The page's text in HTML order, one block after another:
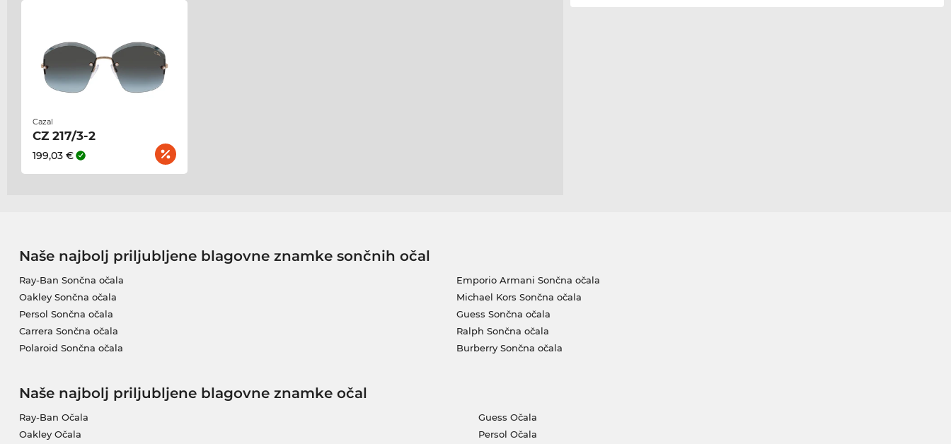
Cazal
CZ 217/3-2
199,03 €
Naše najbolj priljubljene blagovne znamke sončnih očal
Ray-Ban Sončna očala
Oakley Sončna očala
Persol Sončna očala
Carrera Sončna očala
Polaroid Sončna očala
Emporio Armani Sončna očala
Michael Kors Sončna očala
Guess Sončna očala
Ralph Sončna očala
Burberry Sončna očala
Naše najbolj priljubljene blagovne znamke očal
Ray-Ban Očala
Oakley Očala
Guess Očala
Persol Očala